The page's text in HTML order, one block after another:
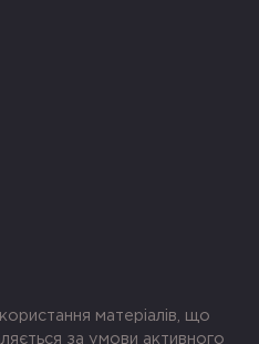
матеріалів, що
за умови активного